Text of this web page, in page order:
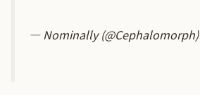
— Nominally (@Cephalomorph)